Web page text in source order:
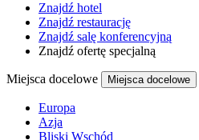
Znajdź hotel
Znajdź restaurację
Znajdź salę konferencyjną
Znajdź ofertę specjalną
Miejsca docelowe Miejsca docelowe
Europa
Azja
Bliski Wschód